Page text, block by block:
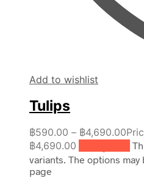
Add to wishlist
Tulips
฿590.00 – ฿4,690.00
฿4,690.00
variants. The options
page